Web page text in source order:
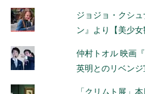
ジョジョ・クシ
ン』より【美少女
仲村トオル 映画
英明とのリベンジ
「クリムト展」